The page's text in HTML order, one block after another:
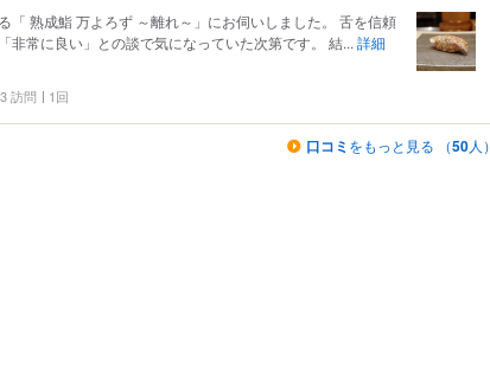
「 熟成鮨 万よろず ～離れ～」にお伺いしました。 舌を信頼
非常に良い」との談で気になっていた次第です。 結... 詳細
訪問 1回
口コミ をもっと見る （50人）